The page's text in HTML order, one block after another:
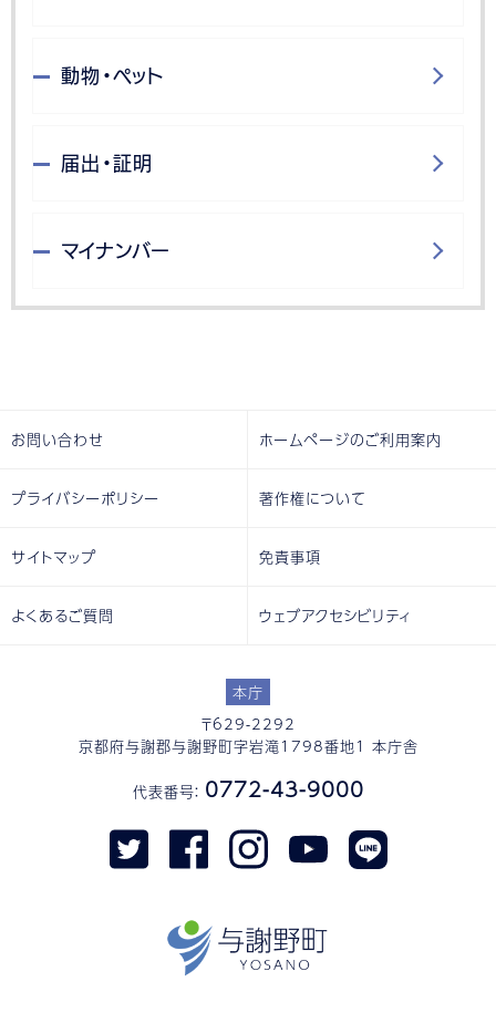
動物・ペット
届出・証明
マイナンバー
本庁
〒629-2292
京都府与謝郡与謝野町字岩滝1798番地1 本庁舎
代表番号： 0772-43-9000
お問い合わせ ホームページのご利用案内
プライバシーポリシー 著作権について
サイトマップ 免責事項
よくあるご質問 ウェブアクセシビリティ